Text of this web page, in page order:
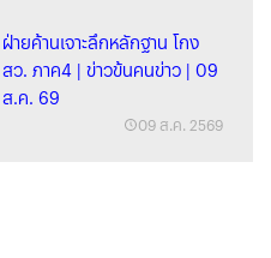
ฝ่ายค้านเจาะลึกหลักฐาน โกง
สว. ภาค4 | ข่าวข้นคนข่าว | 09
ส.ค. 69
09 ส.ค. 2569